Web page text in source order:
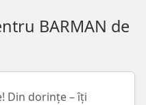
BARMAN de
Din dorințe – îți